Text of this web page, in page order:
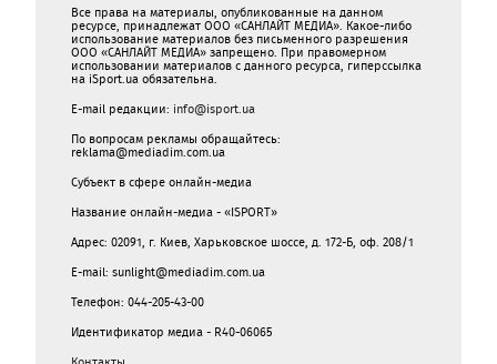
Все права на материалы, опубликованные на данном
ресурсе, принадлежат ООО «САНЛАЙТ МЕДИА». Какое-либо
использование материалов без письменного разрешения
ООО «САНЛАЙТ МЕДИА» запрещено. При правомерном
использовании материалов с данного ресурса, гиперссылка
на iSport.ua обязательна.
E-mail редакции: info@isport.ua
По вопросам рекламы обращайтесь:
reklama@mediadim.com.ua
Субъект в сфере онлайн-медиа
Название онлайн-медиа - «ISPORT»
Адрес: 02091, г. Киев, Харьковское шоссе, д. 172-Б, оф. 208/1
E-mail: sunlight@mediadim.com.ua
Телефон: 044-205-43-00
Идентификатор медиа - R40-06065